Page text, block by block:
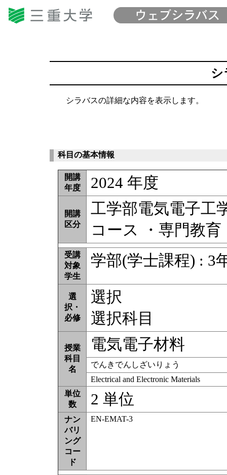
シ
シラバスの詳細な内容を表示します。
科目の基本情報
開講
年度
2024 年度
開講
区分
工学部電気電子工
コース ・専門教育
受講
対象
学生
学部(学士課程) : 3
選
択・
必修
選択
選択科目
授業
科目
名
電気電子材料
でんきでんしざいりょう
Electrical and Electronic Materials
単位
数
2 単位
ナン
バリ
ング
コー
ド
EN-EMAT-3